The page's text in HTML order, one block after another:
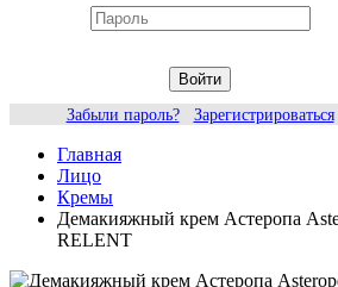
Войти
Забыли пароль?
Зарегистрироваться
Главная
Лицо
Кремы
Демакияжный крем Астеропа
RELENT